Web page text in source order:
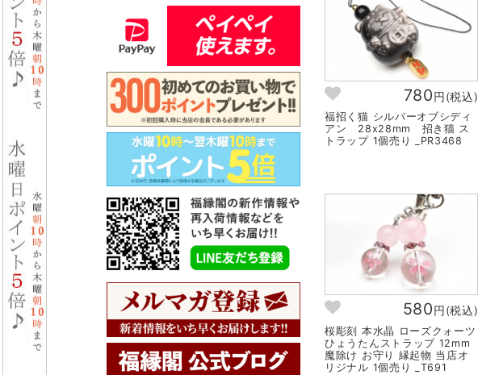
780円(税込)
福招く猫 シルバーオブシディ
アン 28x28mm 招き猫 ス
トラップ 1個売り _PR3468
580円(税込)
桜彫刻 本水晶 ローズクォーツ
ひょうたんストラップ 12mm
魔除け お守り 縁起物 当店オ
リジナル 1個売り _T691